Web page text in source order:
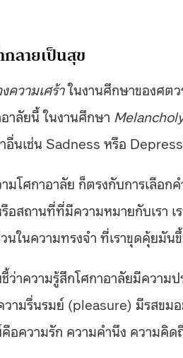
กลายเป็นสุข
ความเศร้าในงานศึกษาของศต
าลัยนี้ ในงานศึกษา
อื่นเช่น Sadness หรือ
มโศกาอาลัย ก็ตรงกับการเลือ
อสถานที่ที่มีความหมายกับเรา
นในความทรงจำ ที่เราขุดคุ้ยมัน
ว่าความรู้สึกโศกาอาลัยมีความ
ามรื่นรมย์ (pleasure) มีรสขม
ความรัก ความคำนึง ความคิด